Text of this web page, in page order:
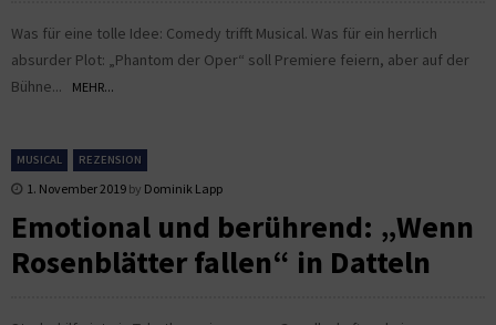
Was für eine tolle Idee: Comedy trifft Musical. Was für ein herrlich
absurder Plot: „Phantom der Oper“ soll Premiere feiern, aber auf der
Bühne...
MEHR...
MUSICAL REZENSION
1. November 2019 by Dominik Lapp
Emotional und berührend: „Wenn
Rosenblätter fallen“ in Datteln